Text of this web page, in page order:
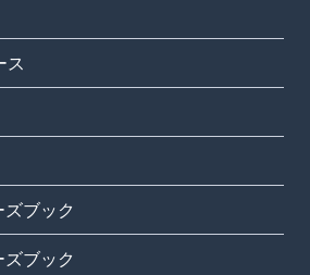
ス
ブック
ブック